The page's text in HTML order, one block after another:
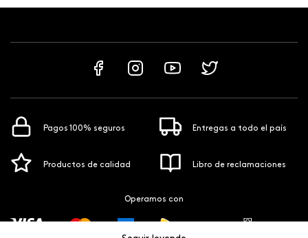
Pagos 100% seguros Entregas a todo el país
Productos de calidad Libro de reclamaciones
Operamos con